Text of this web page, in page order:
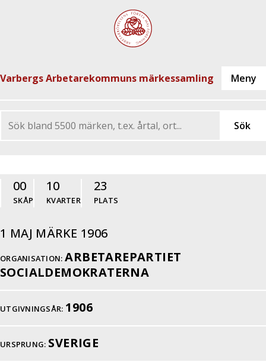
Varbergs Arbetarekommuns märkessamling
00
SKÅP
10
KVARTER
23
PLATS
1 MAJ MÄRKE 1906
ORGANISATION: ARBETAREPARTIET
SOCIALDEMOKRATERNA
UTGIVNINGSÅR: 1906
URSPRUNG: SVERIGE